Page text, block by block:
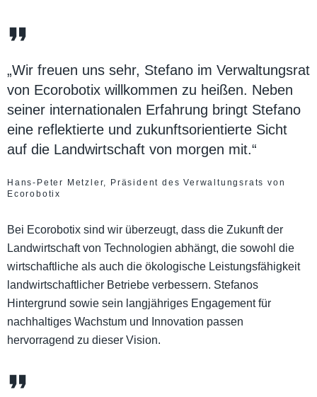
„Wir freuen uns sehr, Stefano im Verwaltungsrat
von Ecorobotix willkommen zu heißen. Neben
seiner internationalen Erfahrung bringt Stefano
eine reflektierte und zukunftsorientierte Sicht
auf die Landwirtschaft von morgen mit.“
Hans-Peter Metzler, Präsident des Verwaltungsrats von
Ecorobotix
Bei Ecorobotix sind wir überzeugt, dass die Zukunft der
Landwirtschaft von Technologien abhängt, die sowohl die
wirtschaftliche als auch die ökologische Leistungsfähigkeit
landwirtschaftlicher Betriebe verbessern. Stefanos
Hintergrund sowie sein langjähriges Engagement für
nachhaltiges Wachstum und Innovation passen
hervorragend zu dieser Vision.